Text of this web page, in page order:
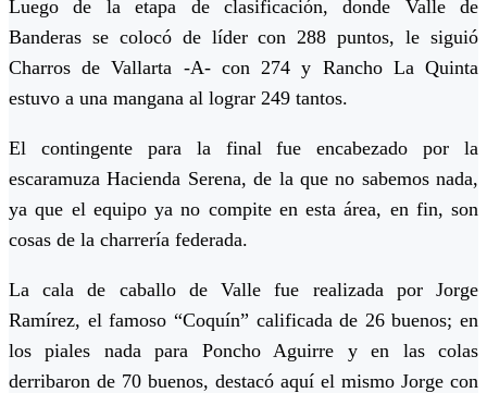
Luego de la etapa de clasificación, donde Valle de
Banderas se colocó de líder con 288 puntos, le siguió
Charros de Vallarta -A- con 274 y Rancho La Quinta
estuvo a una mangana al lograr 249 tantos.
El contingente para la final fue encabezado por la
escaramuza Hacienda Serena, de la que no sabemos nada,
ya que el equipo ya no compite en esta área, en fin, son
cosas de la charrería federada.
La cala de caballo de Valle fue realizada por Jorge
Ramírez, el famoso “Coquín” calificada de 26 buenos; en
los piales nada para Poncho Aguirre y en las colas
derribaron de 70 buenos, destacó aquí el mismo Jorge con